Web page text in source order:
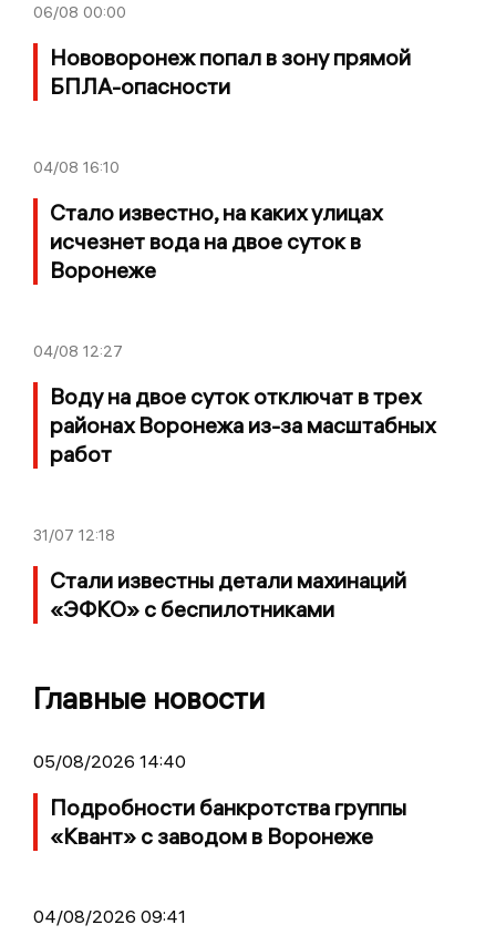
06/08 00:00
Нововоронеж попал в зону прямой
БПЛА-опасности
04/08 16:10
Стало известно, на каких улицах
исчезнет вода на двое суток в
Воронеже
04/08 12:27
Воду на двое суток отключат в трех
районах Воронежа из-за масштабных
работ
31/07 12:18
Стали известны детали махинаций
«ЭФКО» с беспилотниками
Главные новости
05/08/2026 14:40
Подробности банкротства группы
«Квант» с заводом в Воронеже
04/08/2026 09:41